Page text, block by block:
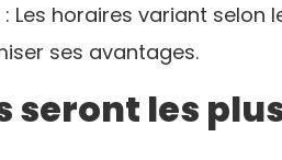
: Les horaires variant selon
ses avantages.
seront les